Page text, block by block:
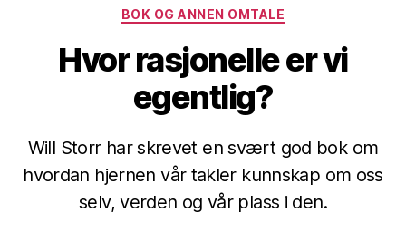
Kategorier
BOK OG ANNEN OMTALE
Hvor rasjonelle er vi
egentlig?
Will Storr har skrevet en svært god bok om
hvordan hjernen vår takler kunnskap om oss
selv, verden og vår plass i den.